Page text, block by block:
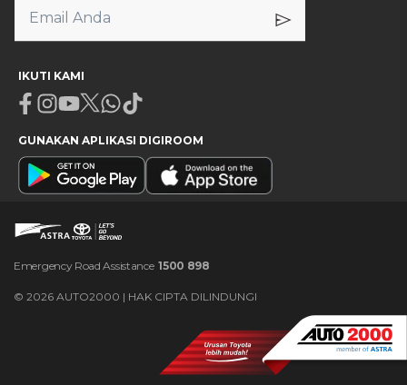
IKUTI KAMI
Facebook
Instagram
Youtube
X Whatsapp
Tiktok
GUNAKAN APLIKASI DIGIROOM
Emergency Road Assistance 1500 898
© 2026 AUTO2000 | HAK CIPTA DILINDUNGI